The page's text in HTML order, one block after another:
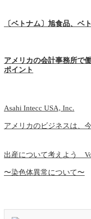
〔ベトナム〕旭食品、ベ
アメリカの会計事務所で
ポイント
Asahi Intecc USA, Inc.
アメリカのビジネスは、今
出産について考えよう
〜染色体異常について〜